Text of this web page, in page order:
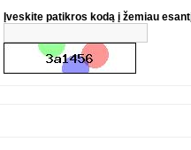
Įveskite patikros kodą į žemiau